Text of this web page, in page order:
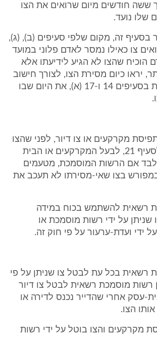
ששה חודשים מיום שרואים את הצו
שלו נועד.
בסעיף זה, מקום שלפי סעיפים (ב), (ג),
ו-(ד2) רואים צו כאילו נמסר לאדם פלוני במועד
הוכיח שהצו לא הגיע לידיעתו אלא
יראו כיום מסירת הצו, לצורך חישוב
התקופות הנזכרות בסעיפים 14 ו-17 (א), את היום שבו
מקרקעים או צו דיור, לפני שהצו
נמסר, בהתאם לסעיף 21, לבעל המקרקעים או הבית
אם הרשות המוסמכת, מטעמים
בצו שאי-מסירתו לא תעכב את
רשאית להשתמש בכוח במידה
שניתן על ידי רשות מוסמכת או
ידי ועדת-ערעור על פי חוק זה.
רשאית בכל עת לבטל צו שניתן על פי
רשות מוסמכת רשאית לבטל צו דיור
עסק אחרי שהדייר נכנס לדירה או
הצו.
מקרקעים והצו בוטל על ידי רשות